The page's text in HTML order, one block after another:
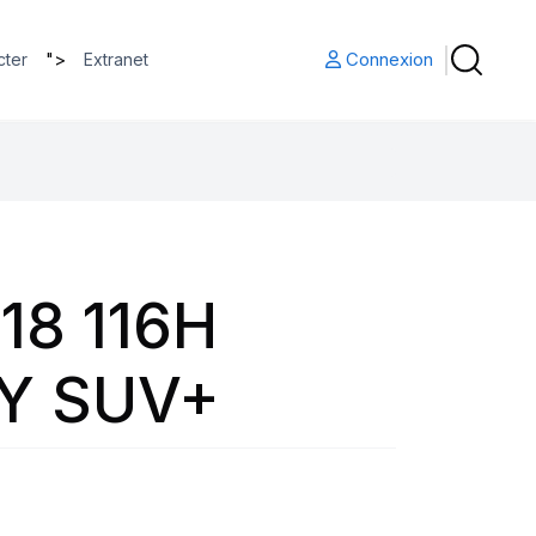
"> Extranet Connexion
116H
SUV+